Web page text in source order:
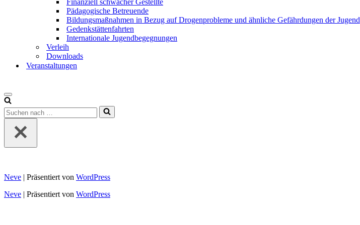
Finanziell schwächer Gestellte
Pädagogische Betreuende
Bildungsmaßnahmen in Bezug auf Drogenprobleme und ähnliche Gefährdungen der Jugend
Gedenkstättenfahrten
Internationale Jugendbegegnungen
Verleih
Downloads
Veranstaltungen
Neve | Präsentiert von WordPress
Neve | Präsentiert von WordPress